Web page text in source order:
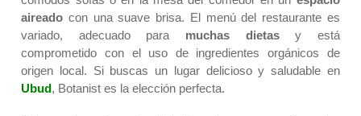
aireado con una suave brisa. El menú del restaurante es
variado, adecuado para muchas dietasy está
comprometido con el uso de ingredientes orgánicos de
origen local. Si buscas un lugar delicioso y saludable en
Ubud, Botanist es la elección perfecta.